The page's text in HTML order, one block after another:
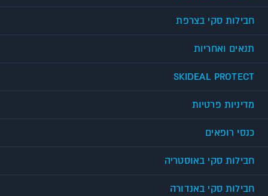
חבילות סקי בצרפת
תנאים ואחריות
SKIDEAL PROTECT
מדיניות פרטיות
כנסי רופאים
חבילות סקי באוסטריה
חבילות סקי באנדורה